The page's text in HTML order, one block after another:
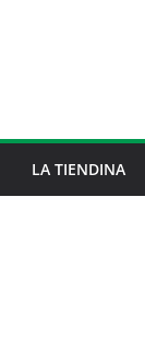
LA TIENDINA